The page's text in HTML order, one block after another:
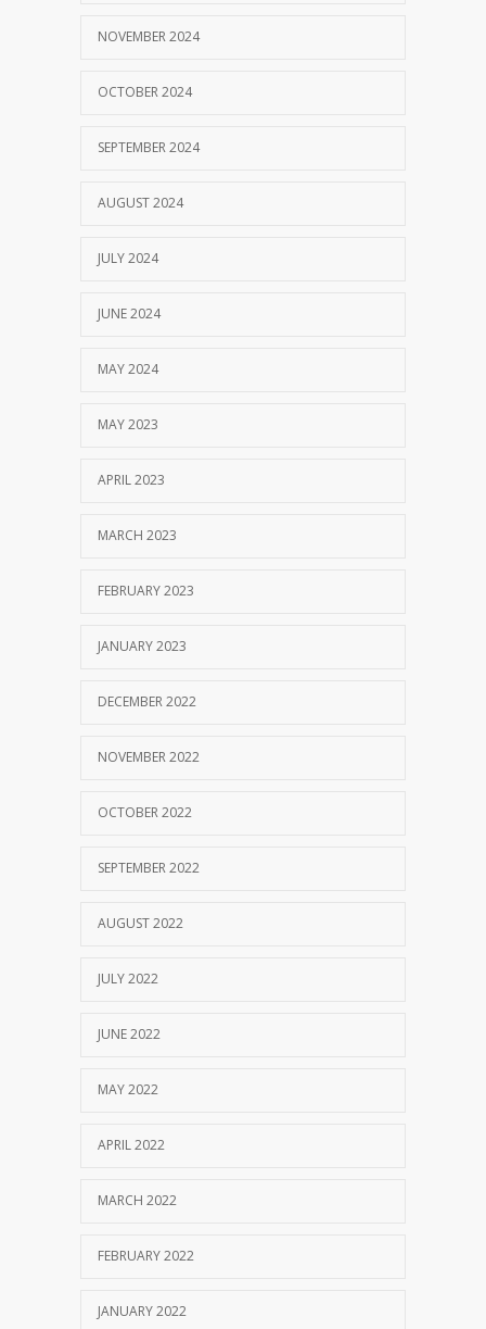
NOVEMBER 2024
OCTOBER 2024
SEPTEMBER 2024
AUGUST 2024
JULY 2024
JUNE 2024
MAY 2024
MAY 2023
APRIL 2023
MARCH 2023
FEBRUARY 2023
JANUARY 2023
DECEMBER 2022
NOVEMBER 2022
OCTOBER 2022
SEPTEMBER 2022
AUGUST 2022
JULY 2022
JUNE 2022
MAY 2022
APRIL 2022
MARCH 2022
FEBRUARY 2022
JANUARY 2022